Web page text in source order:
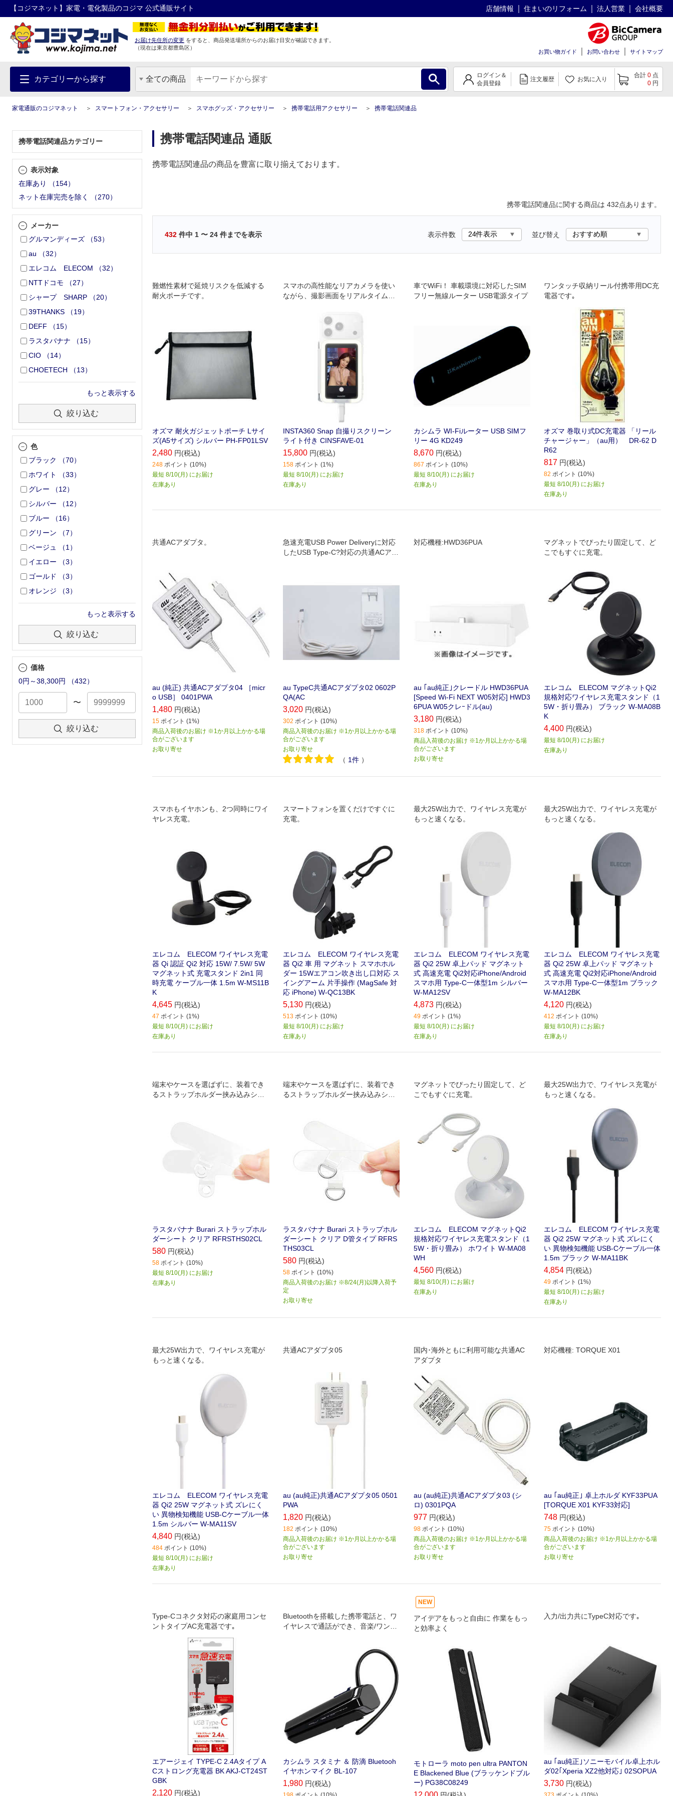
【コジマネット】家電・電化製品のコジマ 公式通販サイト 店舗情報 住まいのリフォーム 法人営業 会社概要
お届け先住所の変更 をすると、商品発送場所からのお届け目安が確認できます。
（現在は東京都豊島区）
お買い物ガイド お問い合わせ サイトマップ
カテゴリーから探す 全ての商品
ログイン＆
会員登録
注文履歴 お気に入り
合計 0 点
0 円
家電通販のコジマネット スマートフォン・アクセサリー スマホグッズ・アクセサリー 携帯電話用アクセサリー 携帯電話関連品
携帯電話関連品カテゴリー
表示対象
在庫あり
（154）
ネット在庫完売を除く
（270）
メーカー
グルマンディーズ
（53）
au
（32）
エレコム ELECOM
（32）
NTTドコモ
（27）
シャープ SHARP
（20）
39THANKS
（19）
DEFF
（15）
ラスタバナナ
（15）
CIO
（14）
CHOETECH
（13）
もっと表示する
絞り込む
色
ブラック
（70）
ホワイト
（33）
グレー
（12）
シルバー
（12）
ブルー
（16）
グリーン
（7）
ベージュ
（1 ）
イエロー
（3）
ゴールド
（3）
オレンジ
（3）
もっと表示する
絞り込む
価格
0円～38,300円
（432）
〜
絞り込む
携帯電話関連品 通販
携帯電話関連品の商品を豊富に取り揃えております。
携帯電話関連品に関する商品は 432点あります。
432 件中 1 〜 24 件までを表示 表示件数 並び替え
難燃性素材で延焼リスクを低減する
耐火ポーチです。
オズマ 耐火ガジェットポーチ Lサイ
ズ(A5サイズ) シルバー PH-FP01LSV
2,480 円(税込)
248 ポイント (10%)
最短 8/10(月) にお届け
在庫あり
スマホの高性能なリアカメラを使い
ながら、撮影画面をリアルタイムで
INSTA360 Snap 自撮りスクリーン
ライト付き CINSFAVE-01
15,800 円(税込)
158 ポイント (1%)
最短 8/10(月) にお届け
在庫あり
車でWiFi！ 車載環境に対応したSIM
フリー無線ルーター USB電源タイプ
カシムラ WI-Fiルーター USB SIMフ
リー 4G KD249
8,670 円(税込)
867 ポイント (10%)
最短 8/10(月) にお届け
在庫あり
ワンタッチ収納リール付携帯用DC充
電器です｡
オズマ 巻取り式DC充電器 「リール
チャージャー」（au用） DR-62 D
R62
817 円(税込)
82 ポイント (10%)
最短 8/10(月) にお届け
在庫あり
共通ACアダプタ。
au (純正) 共通ACアダプタ04 ［micr
o USB］ 0401PWA
1,480 円(税込)
15 ポイント (1%)
商品入荷後のお届け ※1か月以上かかる場
合がございます
お取り寄せ
急速充電USB Power Deliveryに対応
したUSB Type-C?対応の共通ACアダ
au TypeC共通ACアダプタ02 0602P
QA(AC
3,020 円(税込)
302 ポイント (10%)
商品入荷後のお届け ※1か月以上かかる場
合がございます
お取り寄せ
（ 1件 ）
対応機種:HWD36PUA
au ｢au純正｣クレードル HWD36PUA
[Speed Wi-Fi NEXT W05対応] HWD3
6PUA W05クレｰドル(au)
3,180 円(税込)
318 ポイント (10%)
商品入荷後のお届け ※1か月以上かかる場
合がございます
お取り寄せ
マグネットでぴったり固定して、ど
こでもすぐに充電。
エレコム ELECOM マグネットQi2
規格対応ワイヤレス充電スタンド（1
5W・折り畳み） ブラック W-MA08B
K
4,400 円(税込)
最短 8/10(月) にお届け
在庫あり
スマホもイヤホンも、2つ同時にワイ
ヤレス充電。
エレコム ELECOM ワイヤレス充電
器 Qi 認証 Qi2 対応 15W/ 7.5W/ 5W
マグネット式 充電スタンド 2in1 同
時充電 ケーブル一体 1.5m W-MS11B
K
4,645 円(税込)
47 ポイント (1%)
最短 8/10(月) にお届け
在庫あり
スマートフォンを置くだけですぐに
充電。
エレコム ELECOM ワイヤレス充電
器 Qi2 車 用 マグネット スマホホル
ダー 15Wエアコン吹き出し口対応 ス
イングアーム 片手操作 (MagSafe 対
応 iPhone) W-QC13BK
5,130 円(税込)
513 ポイント (10%)
最短 8/10(月) にお届け
在庫あり
最大25W出力で、ワイヤレス充電が
もっと速くなる。
エレコム ELECOM ワイヤレス充電
器 Qi2 25W 卓上パッド マグネット
式 高速充電 Qi2対応iPhone/Android
スマホ用 Type-C一体型1m シルバー
W-MA12SV
4,873 円(税込)
49 ポイント (1%)
最短 8/10(月) にお届け
在庫あり
最大25W出力で、ワイヤレス充電が
もっと速くなる。
エレコム ELECOM ワイヤレス充電
器 Qi2 25W 卓上パッド マグネット
式 高速充電 Qi2対応iPhone/Android
スマホ用 Type-C一体型1m ブラック
W-MA12BK
4,120 円(税込)
412 ポイント (10%)
最短 8/10(月) にお届け
在庫あり
端末やケースを選ばずに、装着でき
るストラップホルダー挟み込みシー
ラスタバナナ Burari ストラップホル
ダーシート クリア RFRSTHS02CL
580 円(税込)
58 ポイント (10%)
最短 8/10(月) にお届け
在庫あり
端末やケースを選ばずに、装着でき
るストラップホルダー挟み込みシー
ラスタバナナ Burari ストラップホル
ダーシート クリア D管タイプ RFRS
THS03CL
580 円(税込)
58 ポイント (10%)
商品入荷後のお届け ※8/24(月)以降入荷予
定
お取り寄せ
マグネットでぴったり固定して、ど
こでもすぐに充電。
エレコム ELECOM マグネットQi2
規格対応ワイヤレス充電スタンド（1
5W・折り畳み） ホワイト W-MA08
WH
4,560 円(税込)
最短 8/10(月) にお届け
在庫あり
最大25W出力で、ワイヤレス充電が
もっと速くなる。
エレコム ELECOM ワイヤレス充電
器 Qi2 25W マグネット式 ズレにく
い 異物検知機能 USB-Cケーブル一体
1.5m ブラック W-MA11BK
4,854 円(税込)
49 ポイント (1%)
最短 8/10(月) にお届け
在庫あり
最大25W出力で、ワイヤレス充電が
もっと速くなる。
エレコム ELECOM ワイヤレス充電
器 Qi2 25W マグネット式 ズレにく
い 異物検知機能 USB-Cケーブル一体
1.5m シルバー W-MA11SV
4,840 円(税込)
484 ポイント (10%)
最短 8/10(月) にお届け
在庫あり
共通ACアダプタ05
au (au純正)共通ACアダプタ05 0501
PWA
1,820 円(税込)
182 ポイント (10%)
商品入荷後のお届け ※1か月以上かかる場
合がございます
お取り寄せ
国内･海外ともに利用可能な共通AC
アダプタ
au (au純正)共通ACアダプタ03 (シ
ロ) 0301PQA
977 円(税込)
98 ポイント (10%)
商品入荷後のお届け ※1か月以上かかる場
合がございます
お取り寄せ
対応機種: TORQUE X01
au ｢au純正｣ 卓上ホルダ KYF33PUA
[TORQUE X01 KYF33対応]
748 円(税込)
75 ポイント (10%)
商品入荷後のお届け ※1か月以上かかる場
合がございます
お取り寄せ
Type-Cコネクタ対応の家庭用コンセ
ントタイプAC充電器です｡
エアージェイ TYPE-C 2.4Aタイプ A
Cストロング充電器 BK AKJ-CT24ST
GBK
2,120 円(税込)
Bluetoothを搭載した携帯電話と、ワ
イヤレスで通話ができ、音楽/ワンセ
カシムラ スタミナ ＆ 防滴 Bluetooh
イヤホンマイク BL-107
1,980 円(税込)
NEW
アイデアをもっと自由に 作業をもっ
と効率よく
モトローラ moto pen ultra PANTON
E Blackened Blue (ブラッケンドブル
ー) PG38C08249
入力/出力共にTypeC対応です｡
au ｢au純正｣ソニーモバイル卓上ホル
ダ02｢Xperia XZ2他対応｣ 02SOPUA
3,730 円(税込)